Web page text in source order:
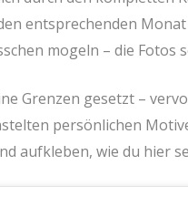
entsprechenden
mogeln – die Fotos
Grenzen gesetzt –
persönlichen
aufkleben, wie du hier